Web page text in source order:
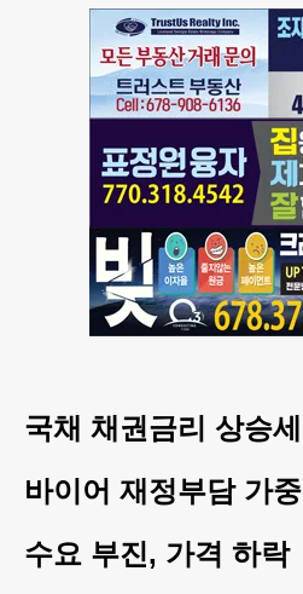
국채 채권금리 상승세
바이어 재정부담 가중
수요 부진, 가격 하락